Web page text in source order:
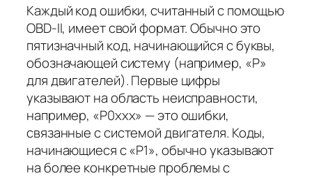
Каждый код ошибки, считанный с помощью
OBD-II, имеет свой формат. Обычно это
пятизначный код, начинающийся с буквы,
обозначающей систему (например, «P»
для двигателей). Первые цифры
указывают на область неисправности,
например, «P0xxx» — это ошибки,
связанные с системой двигателя. Коды,
начинающиеся с «P1», обычно указывают
на более конкретные проблемы с